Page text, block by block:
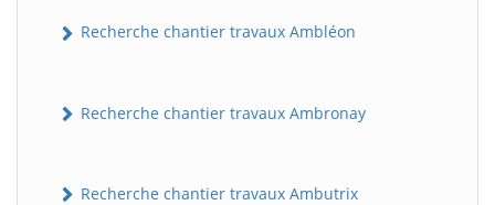
Recherche chantier travaux Ambléon
Recherche chantier travaux Ambronay
Recherche chantier travaux Ambutrix